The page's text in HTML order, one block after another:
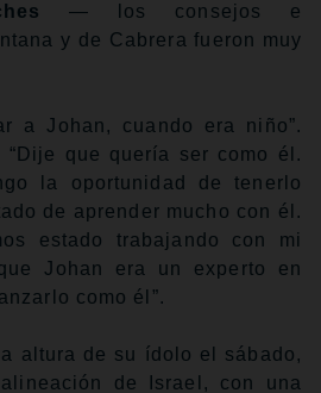
— los consejos e
y de Cabrera fueron muy
a Johan, cuando era niño”.
“Dije que quería ser como él.
la oportunidad de tenerlo
de aprender mucho con él.
estado trabajando con mi
Johan era un experto en
como él”.
altura de su ídolo el sábado,
de Israel, con una